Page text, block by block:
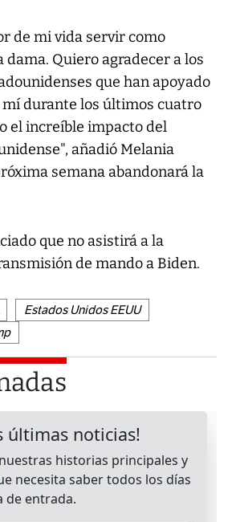
de mi vida servir como
Quiero agradecer a los
que han apoyado
mí durante los últimos cuatro
el increíble impacto del
añadió Melania
semana abandonará la
que no asistirá a la
de mando a Biden.
Estados Unidos EEUU